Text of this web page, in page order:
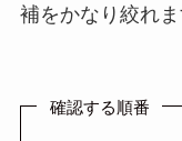
補をかなり絞れま
確認する順番